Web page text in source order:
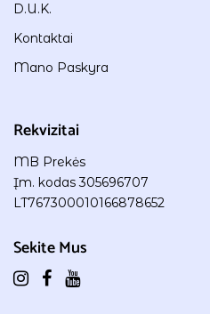
D.U.K.
Kontaktai
Mano Paskyra
Rekvizitai
MB Prekės
Įm. kodas 305696707
LT767300010166878652
Sekite Mus